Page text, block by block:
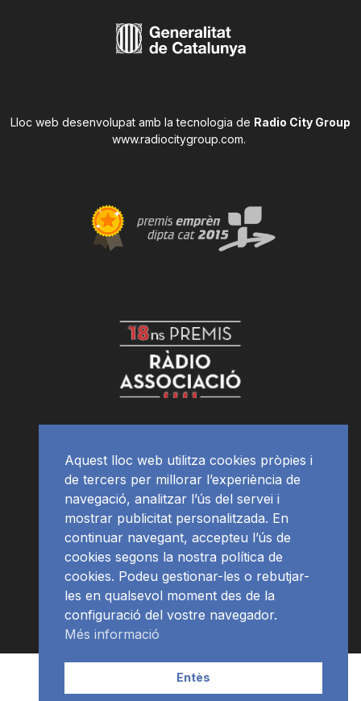
Lloc web desenvolupat amb la tecnologia de Radio City Group
www.radiocitygroup.com.
APP Programació
Aquest lloc web utilitza cookies pròpies i
de tercers per millorar l’experiència de
navegació, analitzar l’ús del servei i
mostrar publicitat personalitzada. En
continuar navegant, accepteu l’ús de
cookies segons la nostra política de
cookies. Podeu gestionar-les o rebutjar-
les en qualsevol moment des de la
configuració del vostre navegador.
Més informació
Entès